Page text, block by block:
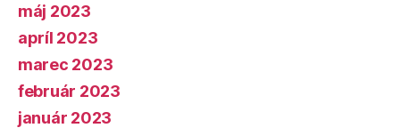
máj 2023
apríl 2023
marec 2023
február 2023
január 2023